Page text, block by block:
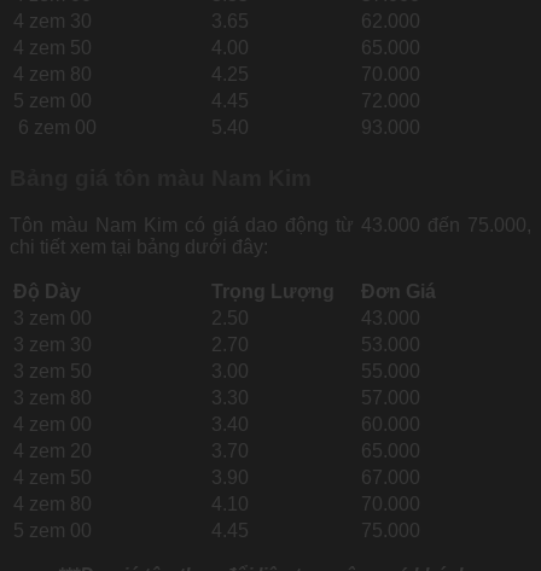
4 zem 30
3.65
62.000
4 zem 50
4.00
65.000
4 zem 80
4.25
70.000
5 zem 00
4.45
72.000
6 zem 00
5.40 93.000
Tôn màu Nam Kim có giá dao động từ 43.000 đến 75.000,
chi tiết xem tại bảng dưới đây:
Độ Dày Trọng Lượng
Đơn Giá
3 zem 00
2.50
43.000
3 zem 30
2.70
53.000
3 zem 50
3.00
55.000
3 zem 80
3.30
57.000
4 zem 00
3.40
60.000
4 zem 20
3.70
65.000
4 zem 50
3.90
67.000
4 zem 80
4.10
70.000
5 zem 00
4.45 75.000